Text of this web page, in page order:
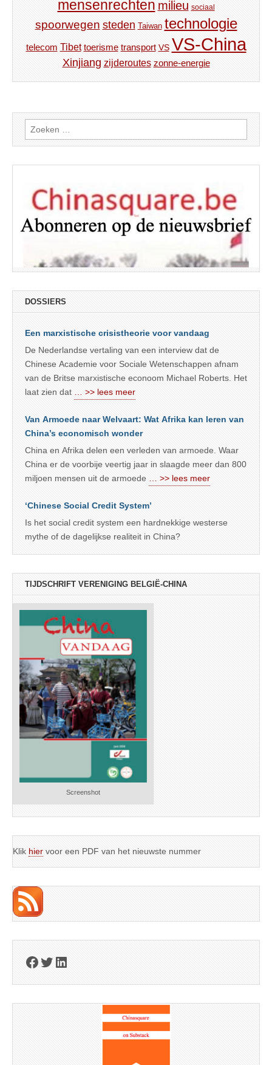
mensenrechten milieu sociaal
spoorwegen steden Taiwan technologie
telecom Tibet toerisme transport VS VS-China
Xinjiang zijderoutes zonne-energie
Zoeken
naar:
DOSSIERS
Een marxistische crisistheorie voor vandaag
De Nederlandse vertaling van een interview dat de
Chinese Academie voor Sociale Wetenschappen afnam
van de Britse marxistische econoom Michael Roberts. Het
laat zien dat
… >> lees meer
Van Armoede naar Welvaart: Wat Afrika kan leren van
China’s economisch wonder
China en Afrika delen een verleden van armoede. Waar
China er de voorbije veertig jaar in slaagde meer dan 800
miljoen mensen uit de armoede
… >> lees meer
‘Chinese Social Credit System’
Is het social credit system een hardnekkige westerse
mythe of de dagelijkse realiteit in China?
TIJDSCHRIFT VERENIGING BELGIË-CHINA
Screenshot
Klik hier voor een PDF van het nieuwste nummer
Facebook
Twitter
LinkedIn